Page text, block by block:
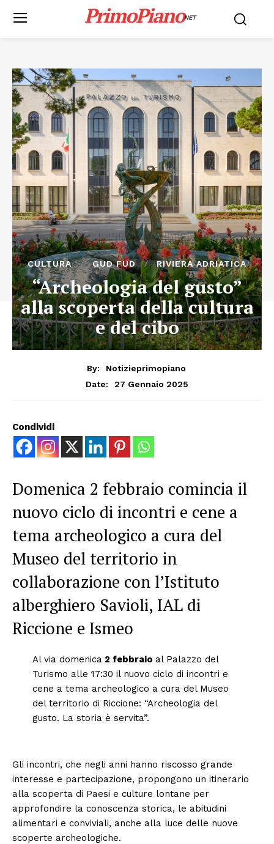
PrimoPianoNET
CULTURA GUD FUD RIVIERA ADRIATICA
“Archeologia del gusto”
alla scoperta della cultura
e del cibo
By:
Notizieprimopiano
Date:
27 Gennaio 2025
Condividi
Domenica 2 febbraio comincia il
nuovo ciclo di incontri e cene a
tema archeologico a cura del
Museo del territorio in
collaborazione con l’Istituto
alberghiero Savioli, IAL di
Riccione e Ismeo
Al via domenica 2 febbraio al Palazzo del
Turismo alle 17:30 il nuovo ciclo di incontri e
cene a tema archeologico a cura del Museo
del territorio di Riccione: “Archeologia del
gusto. La storia è servita”.
Gli incontri, che negli anni hanno riscosso grande
interesse e partecipazione, propongono un itinerario
alla scoperta di Paesi e culture lontane per
approfondire la conoscenza storica, le abitudini
alimentari e conviviali, anche alla luce delle nuove
scoperte archeologiche.